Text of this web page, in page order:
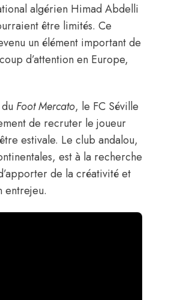
algérien Himad Abdelli
être limités. Ce
un élément important de
d’attention en Europe,
Foot Mercato, le FC Séville
de recruter le joueur
estivale. Le club andalou,
est à la recherche
de la créativité et
entrejeu.